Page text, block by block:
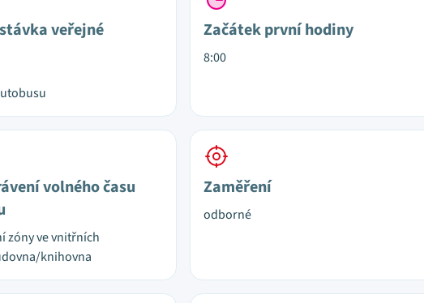
veřejné
Začátek první hodiny
8:00
volného času
zóny ve vnitřních
knihovna
Zaměření
odborné